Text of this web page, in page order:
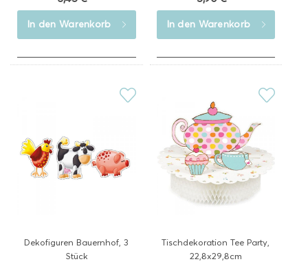
In den Warenkorb In den Warenkorb
Dekofiguren Bauernhof, 3
Stück
Tischdekoration Tee Party,
22,8x29,8cm